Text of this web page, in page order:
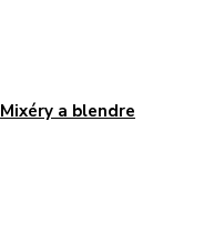
Mixéry a blendre